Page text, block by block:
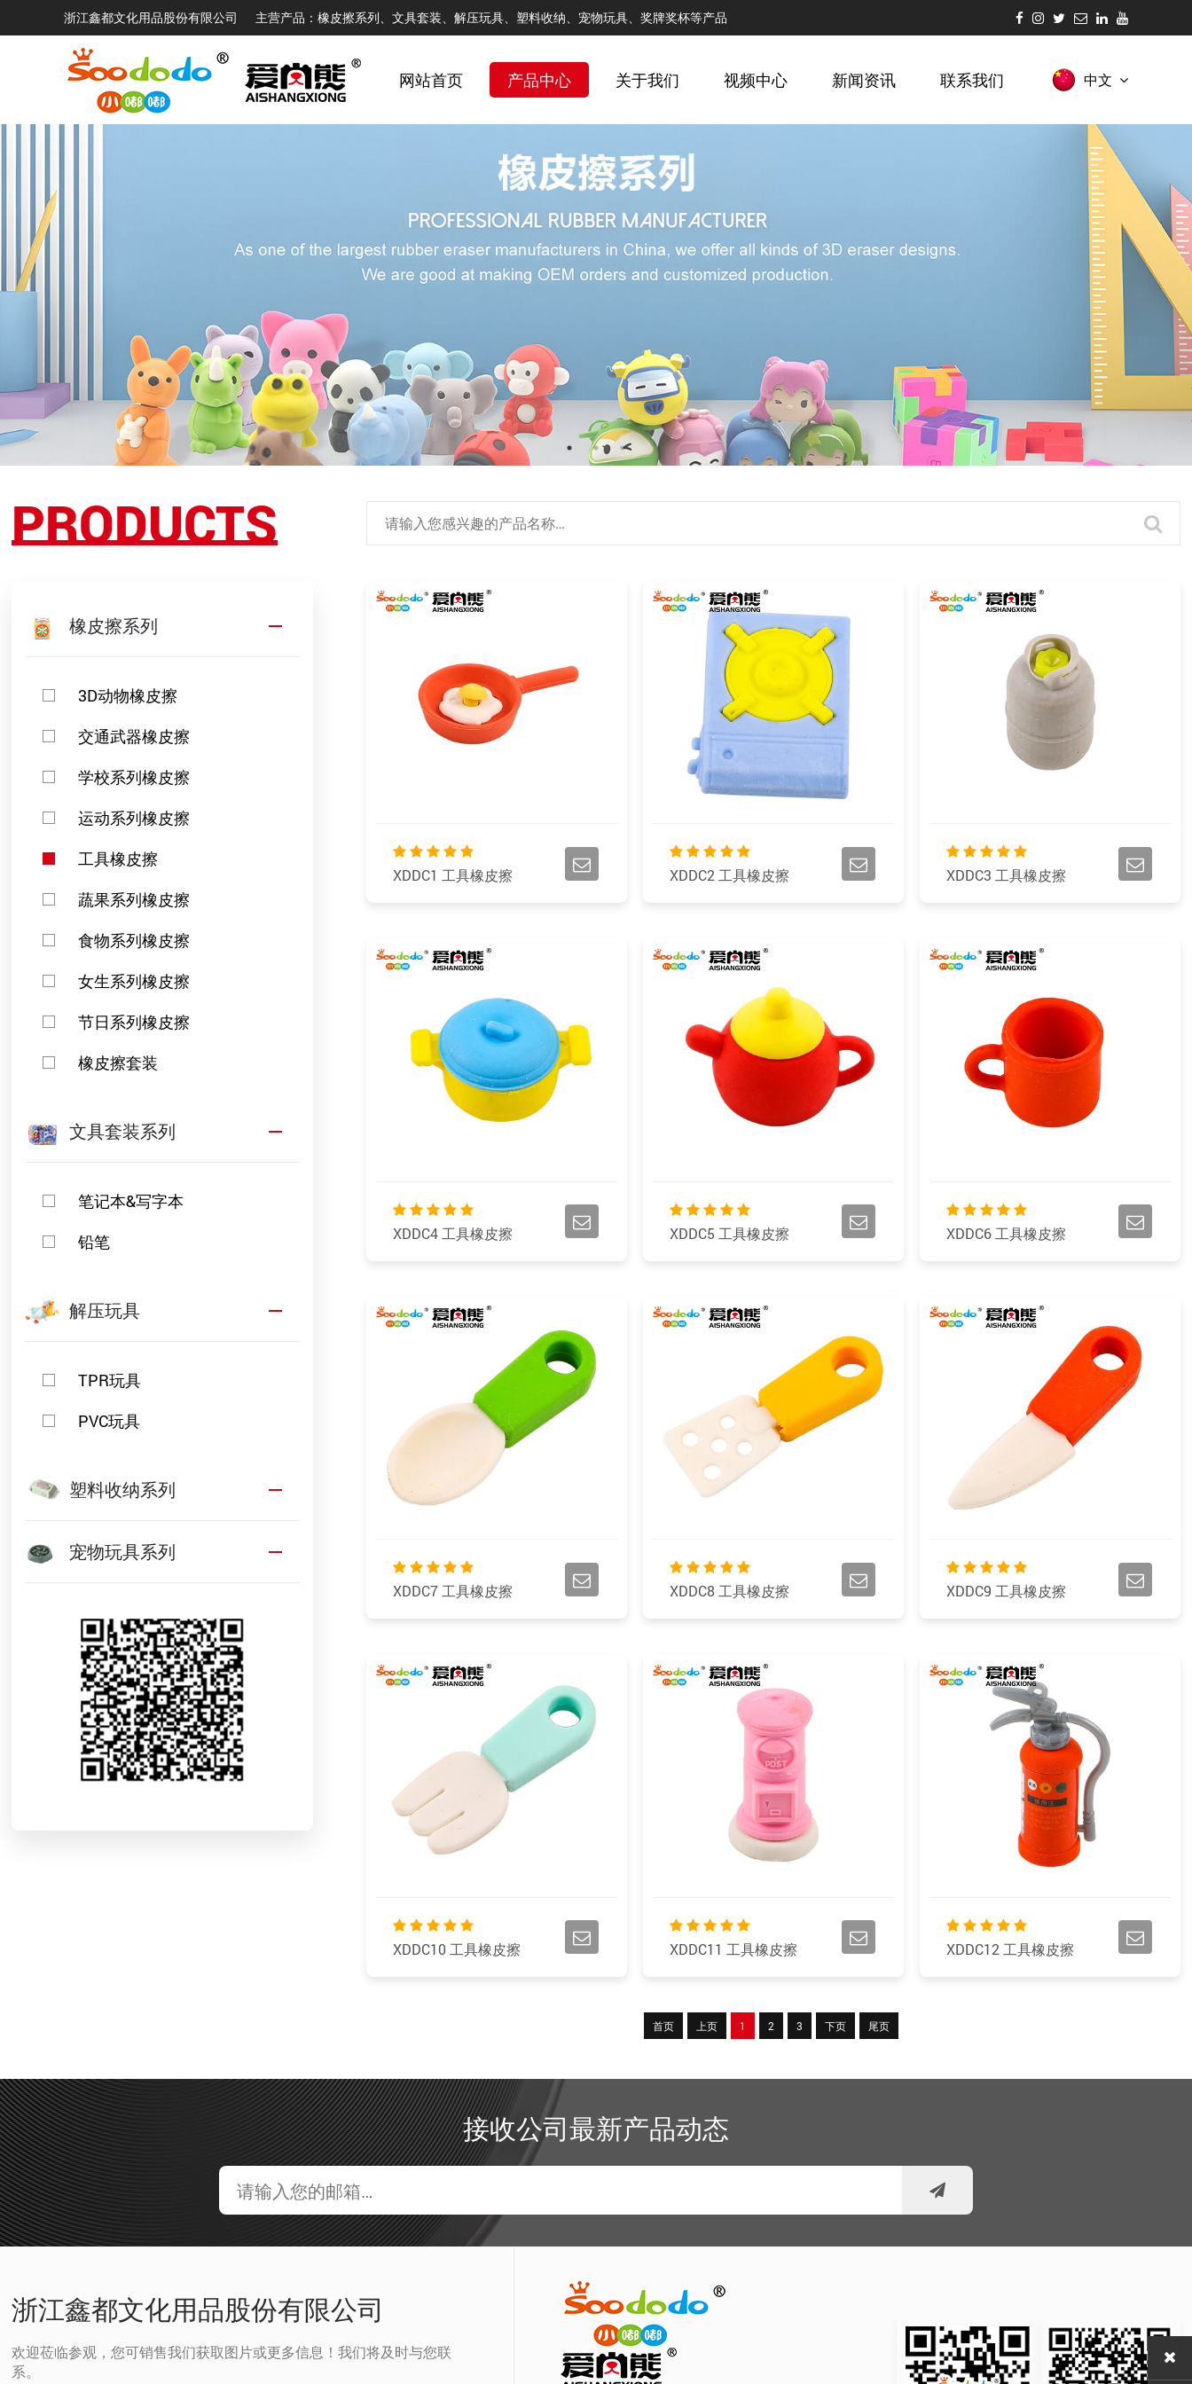
浙江鑫都文化用品股份有限公司 主营产品：橡皮擦系列、文具套装、解压玩具、塑料收纳、宠物玩具、奖牌奖杯等产品
网站首页 产品中心 关于我们 视频中心 新闻资讯 联系我们 中文
PRODUCTS
橡皮擦系列
3D动物橡皮擦
交通武器橡皮擦
学校系列橡皮擦
运动系列橡皮擦
工具橡皮擦
蔬果系列橡皮擦
食物系列橡皮擦
女生系列橡皮擦
节日系列橡皮擦
橡皮擦套装
文具套装系列
笔记本&写字本
铅笔
解压玩具
TPR玩具
PVC玩具
塑料收纳系列
宠物玩具系列
XDDC1 工具橡皮擦 XDDC2 工具橡皮擦 XDDC3 工具橡皮擦
XDDC4 工具橡皮擦 XDDC5 工具橡皮擦 XDDC6 工具橡皮擦
XDDC7 工具橡皮擦 XDDC8 工具橡皮擦 XDDC9 工具橡皮擦
XDDC10 工具橡皮擦 XDDC11 工具橡皮擦 XDDC12 工具橡皮擦
首页 上页 1 2 3 下页 尾页
接收公司最新产品动态
浙江鑫都文化用品股份有限公司
欢迎莅临参观，您可销售我们获取图片或更多信息！我们将及时与您联
系。